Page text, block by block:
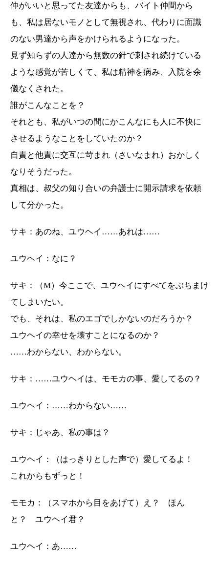
仲がいいと思ってた友達からも、バイト仲間から
も、私は居ないモノとして無視され、代わりに面識
のない男達から声をかけられるようになった。
見ず知らずの人達から無数の針で刺され続けている
ような感覚が苦しくて、私は精神を病み、入院を余
儀なくされた。
誰がこんなことを？
それとも、私がいつの間にかこんなにも人に不快に
させるようなことをしていたのか？
自責と他責に交互に苛まれ（さいなまれ）おかしく
なりそうだった。
真相は、叔父の知り合いの弁護士に開示請求を依頼
して分かった。
サキ：あのね、ユウヘイ……あれは……
ユウヘイ：なに？
サキ：（M）今ここで、ユウヘイにすべてをぶちまけ
てしまいたい。
でも、それは、私のエゴでしかないのだろうか？
ユウヘイの幸せを壊すことになるのか？
……わからない、わからない。
サキ：……ユウヘイは、モモカの事、愛してるの？
ユウヘイ：……わからない……
サキ：じゃあ、私の事は？
ユウヘイ：（はっきりとした声で）愛してるよ！
これからもずっと！
モモカ：（スマホから目をあげて）え？ ほん
と？ ユウヘイ君？
ユウヘイ：あ……